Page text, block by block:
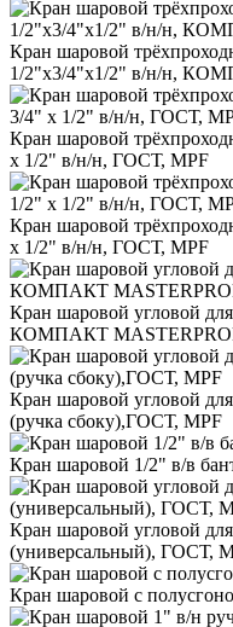
Кран шаровой
1/2"х3/4"х1/2" в/н/н,
Кран шаровой
х 1/2" в/н/н, ГОСТ, MPF
Кран шаровой
х 1/2" в/н/н, ГОСТ, MPF
Кран шаровой угловой
КОМПАКТ
Кран шаровой угловой
(ручка сбоку),ГОСТ, MPF
Кран шаровой 1/2" в/в
Кран шаровой угловой
(универсальный), ГОСТ,
Кран шаровой с